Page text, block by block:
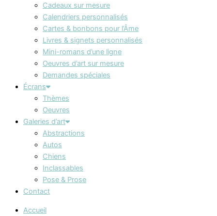
Cadeaux sur mesure
Calendriers personnalisés
Cartes & bonbons pour l’Âme
Livres & signets personnalisés
Mini-romans d’une ligne
Oeuvres d’art sur mesure
Demandes spéciales
Écrans
Thèmes
Oeuvres
Galeries d’art
Abstractions
Autos
Chiens
Inclassables
Pose & Prose
Contact
Accueil